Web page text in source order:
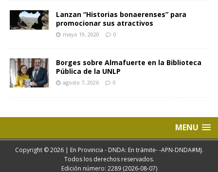
Lanzan “Historias bonaerenses” para
promocionar sus atractivos
mayo 19, 2020 0
Borges sobre Almafuerte en la Biblioteca
Pública de la UNLP
agosto 7, 2026 0
MENU
Copyright © 2026 | En Provincia - DNDA: En trámite- -APN-DNDA#MJ.
Todos los derechos reservados.
Edición número: 2289 (2026-08-07)